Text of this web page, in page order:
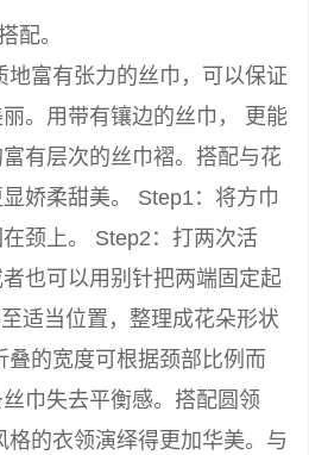
配。
地富有张力的丝巾，可以保证
。用带有镶边的丝巾， 更能
有层次的丝巾褶。搭配与花
娇柔甜美。 Step1：将方巾
颈上。 Step2：打两次活
也可以用别针把两端固定起
适当位置，整理成花朵形状
叠的宽度可根据颈部比例而
巾失去平衡感。搭配圆领
格的衣领演绎得更加华美。与